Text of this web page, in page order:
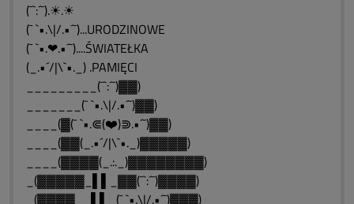
(¯`:´¯).☀.☀
(¯ `•.\|/.•´¯)...URODZINOWE
(¯ `•.❤.•´¯)....ŚWIATEŁKA
(_.•´/|\`•._) .PAMIĘCI
_________(¯`:´¯)▓▓)
_______(¯ `•.\|/.•´¯)▓▓)
____(▓(¯ `•.⋐(❤️)⋑.•´¯)▓▓)
____(▓▓(_.•´/|\`•._)▓▓▓▓▓)
____(▓▓▓▓(_.:._)▓▓▓▓▓▓▓▓)
_(▓▓▓▓▓_▌▌_▓▓(¯`:´¯)▓▓▓▓)
_(▓▓▓▓__▌▌_(¯ `•.\|/.•´¯)▓▓▓)